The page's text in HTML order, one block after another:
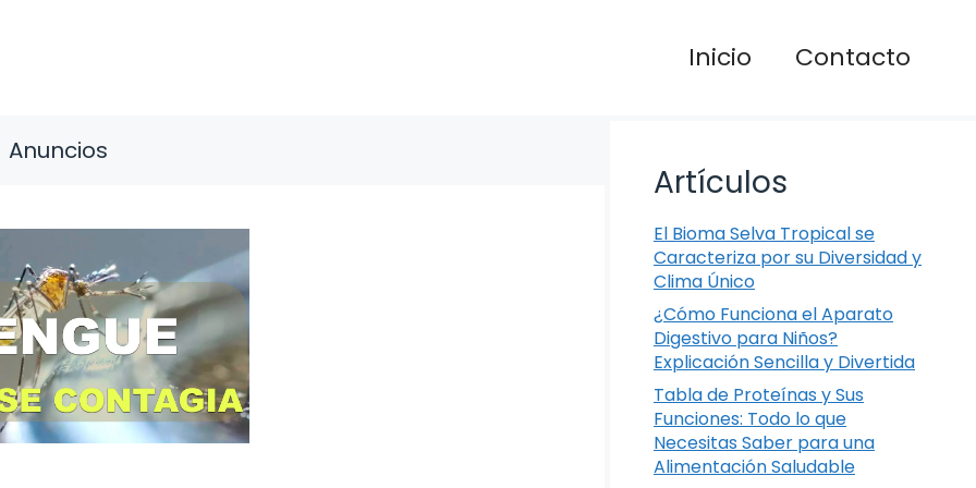
Inicio Contacto
Anuncios
Artículos
El Bioma Selva Tropical se
Caracteriza por su Diversidad y
Clima Único
¿Cómo Funciona el Aparato
Digestivo para Niños?
Explicación Sencilla y Divertida
Tabla de Proteínas y Sus
Funciones: Todo lo que
Necesitas Saber para una
Alimentación Saludable